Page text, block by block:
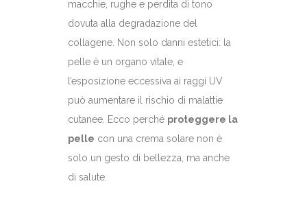
macchie, rughe e perdita di tono
dovuta alla degradazione del
collagene. Non solo danni estetici: la
pelle è un organo vitale, e
l’esposizione eccessiva ai raggi UV
può aumentare il rischio di malattie
cutanee. Ecco perché proteggere la
pelle con una crema solare non è
solo un gesto di bellezza, ma anche
di salute.